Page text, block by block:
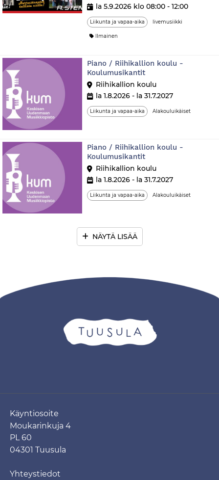
la 5.9.2026 klo 08:00 - 12:00
Liikunta ja vapaa-aika livemusiikki
Ilmainen
Piano / Riihikallion koulu -
Koulumusikantit
Riihikallion koulu
la 1.8.2026 - la 31.7.2027
Liikunta ja vapaa-aika Alakouluikäiset
Piano / Riihikallion koulu -
Koulumusikantit
Riihikallion koulu
la 1.8.2026 - la 31.7.2027
Liikunta ja vapaa-aika Alakouluikäiset
NÄYTÄ LISÄÄ
Käyntiosoite
Moukarinkuja 4
PL 60
04301 Tuusula
Yhteystiedot